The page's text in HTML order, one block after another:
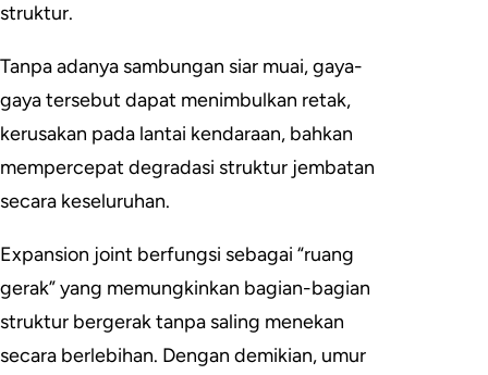
struktur.
Tanpa adanya sambungan siar muai, gaya-
gaya tersebut dapat menimbulkan retak,
kerusakan pada lantai kendaraan, bahkan
mempercepat degradasi struktur jembatan
secara keseluruhan.
Expansion joint berfungsi sebagai “ruang
gerak” yang memungkinkan bagian-bagian
struktur bergerak tanpa saling menekan
secara berlebihan. Dengan demikian, umur